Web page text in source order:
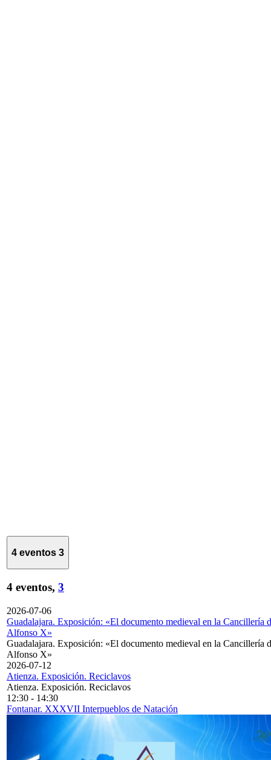
4 eventos 3
4 eventos, 3
2026-07-06
Guadalajara. Exposición: «El documento medieval en la Cancillería
Alfonso X»
Guadalajara. Exposición: «El documento medieval en la Cancillería
Alfonso X»
2026-07-12
Atienza. Exposición. Reciclavos
Atienza. Exposición. Reciclavos
12:30 - 14:30
Fontanar. XXXVII Interpueblos de Natación